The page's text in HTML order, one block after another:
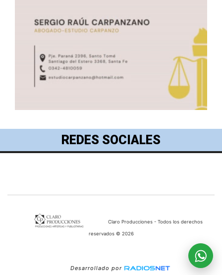
REDES SOCIALES
Claro Producciones - Todos los derechos
reservados © 2026
Desarrollado por